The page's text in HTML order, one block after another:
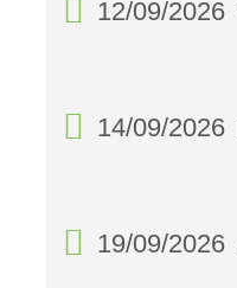
12/09/2026
14/09/2026
19/09/2026